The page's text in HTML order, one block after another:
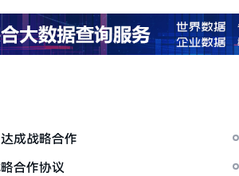
成战略合作
合作协议